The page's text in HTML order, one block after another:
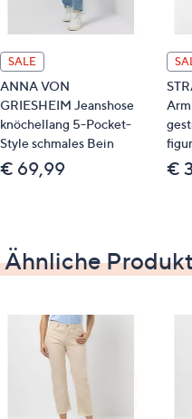
Innenbeinlänge:
wir empfehlen
Körperhöhe von
wir empfehlen
Körperhöhe von
Schonwäsche 30°
SALE
ANNA VON
GRIESHEIM Jeanshose
knöchellang 5-Pocket-
Style schmales Bein
€ 69,99 €
Ähnliche